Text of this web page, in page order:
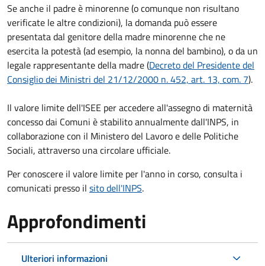
Se anche il padre è minorenne (o comunque non risultano
verificate le altre condizioni), la domanda può essere
presentata dal genitore della madre minorenne che ne
esercita la potestà (ad esempio, la nonna del bambino), o da un
legale rappresentante della madre (Decreto del Presidente del
Consiglio dei Ministri del 21/12/2000 n. 452, art. 13, com. 7).
Il valore limite dell'ISEE per accedere all'assegno di maternità
concesso dai Comuni è stabilito annualmente dall'INPS, in
collaborazione con il Ministero del Lavoro e delle Politiche
Sociali, attraverso una circolare ufficiale.
Per conoscere il valore limite per l'anno in corso, consulta i
comunicati presso il sito dell'INPS.
Approfondimenti
Ulteriori informazioni